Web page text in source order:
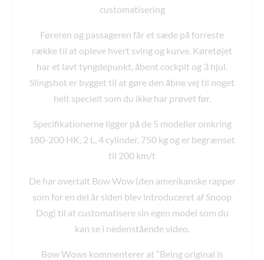
customatisering
Føreren og passageren får et sæde på forreste
række til at opleve hvert sving og kurve. Køretøjet
har et lavt tyngdepunkt, åbent cockpit og 3 hjul.
Slingshot er bygget til at gøre den åbne vej til noget
helt specielt som du ikke har prøvet før.
Specifikationerne ligger på de 5 modeller omkring
180-200 HK, 2 L, 4 cylinder, 750 kg og er begrænset
til 200 km/t
De har overtalt Bow Wow (den amerikanske rapper
som for en del år siden blev introduceret af Snoop
Dog) til at customatisere sin egen model som du
kan se i nedenstående video.
Bow Wows kommenterer at “Being original is